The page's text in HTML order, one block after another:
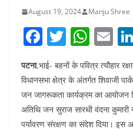
August 19, 2024 Manju Shree
F
a
c
e
b
T
w
itt
er
W
at
s
A
E
ai
l
पटना,भाई- बहनों के पवित्र त्यौहार
विधानसभा क्षेत्र के अंतर्गत शिवाजी
जन जागरूकता कार्यक्रम का आयोजन
अतिथि जन सुराज सारथी वंदना कुमारी
पर्यावरण संरक्षण का संदेश दिया। इस